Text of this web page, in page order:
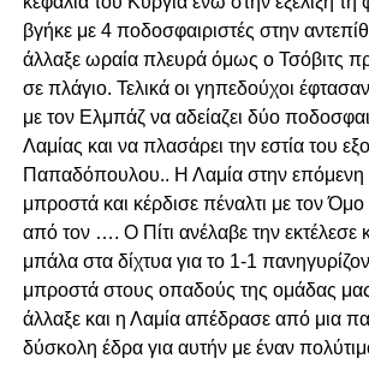
βγήκε με 4 ποδοσφαιριστές στην
άλλαξε ωραία πλευρά όμως ο Τσόβιτς
σε πλάγιο. Τελικά οι γηπεδούχοι
με τον Ελμπάζ να αδείαζει δύο
Λαμίας και να πλασάρει την εστία του
Παπαδόπουλου.. Η Λαμία στην επόμενη
μπροστά και κέρδισε πέναλτι με τον Όμο
από τον …. Ο Πίτι ανέλαβε την εκτέλεσε
μπάλα στα δίχτυα για το 1-1
μπροστά στους οπαδούς της ομάδας
άλλαξε και η Λαμία απέδρασε από μια
δύσκολη έδρα για αυτήν με έναν